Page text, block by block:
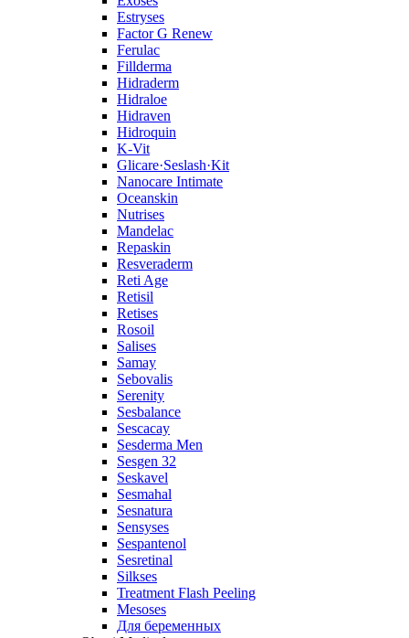
Estryses
Factor G Renew
Ferulac
Fillderma
Hidraderm
Hidraloe
Hidraven
Hidroquin
K-Vit
Glicare·Seslash·Kit
Nanocare Intimate
Oceanskin
Nutrises
Mandelac
Repaskin
Resveraderm
Reti Age
Retisil
Retises
Rosoil
Salises
Samay
Sebovalis
Serenity
Sesbalance
Sescacay
Sesderma Men
Sesgen 32
Seskavel
Sesmahal
Sesnatura
Sensyses
Sespantenol
Sesretinal
Silkses
Treatment Flash Peeling
Mesoses
Для беременных